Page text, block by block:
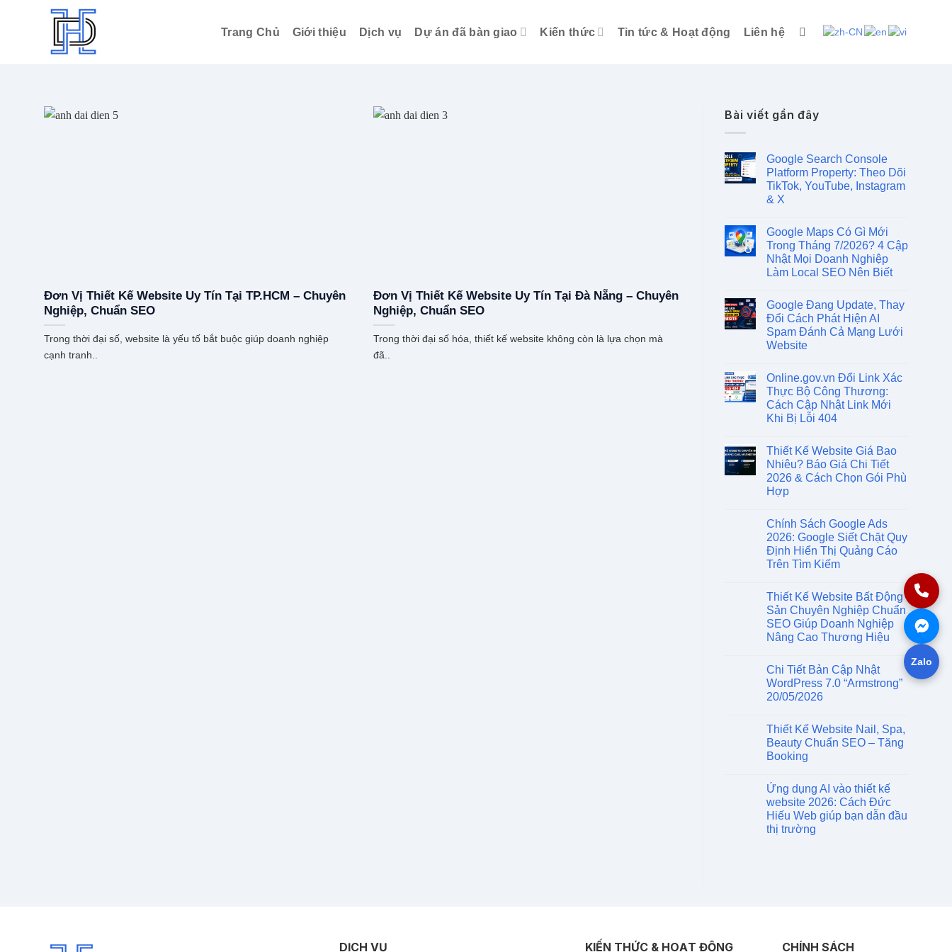
Zalo
Trang Chủ Giới thiệu Dịch vụ Dự án đã bàn giao Kiến thức Tin tức & Hoạt động Liên hệ
Đơn Vị Thiết Kế Website Uy Tín Tại TP.HCM – Chuyên
Nghiệp, Chuẩn SEO
Trong thời đại số, website là yếu tố bắt buộc giúp doanh nghiệp
cạnh tranh..
Đơn Vị Thiết Kế Website Uy Tín Tại Đà Nẵng – Chuyên
Nghiệp, Chuẩn SEO
Trong thời đại số hóa, thiết kế website không còn là lựa chọn mà
đã..
Bài viết gần đây
Google Search Console
Platform Property: Theo Dõi
TikTok, YouTube, Instagram
& X
Google Maps Có Gì Mới
Trong Tháng 7/2026? 4 Cập
Nhật Mọi Doanh Nghiệp
Làm Local SEO Nên Biết
Google Đang Update, Thay
Đổi Cách Phát Hiện AI
Spam Đánh Cả Mạng Lưới
Website
Online.gov.vn Đổi Link Xác
Thực Bộ Công Thương:
Cách Cập Nhật Link Mới
Khi Bị Lỗi 404
Thiết Kế Website Giá Bao
Nhiêu? Báo Giá Chi Tiết
2026 & Cách Chọn Gói Phù
Hợp
Chính Sách Google Ads
2026: Google Siết Chặt Quy
Định Hiển Thị Quảng Cáo
Trên Tìm Kiếm
Thiết Kế Website Bất Động
Sản Chuyên Nghiệp Chuẩn
SEO Giúp Doanh Nghiệp
Nâng Cao Thương Hiệu
Chi Tiết Bản Cập Nhật
WordPress 7.0 “Armstrong”
20/05/2026
Thiết Kế Website Nail, Spa,
Beauty Chuẩn SEO – Tăng
Booking
Ứng dụng AI vào thiết kế
website 2026: Cách Đức
Hiếu Web giúp bạn dẫn đầu
thị trường
DỊCH VỤ KIẾN THỨC & HOẠT ĐỘNG CHÍNH SÁCH